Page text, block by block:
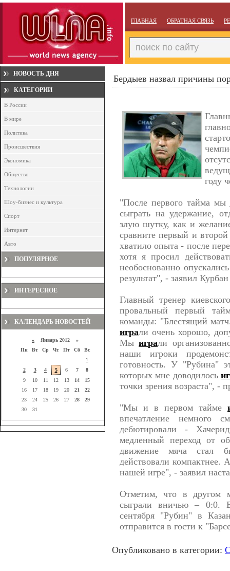
ГЛАВНАЯ ОБРАТНАЯ СВЯЗЬ
НОВОСТЬ ДНЯ
КАТЕГОРИИ
В России
В мире
Политика
Происшествия
Экономика
Общество
Технологии
Шоу-бизнес и культура
Спорт
Интернет
Авто
ПОПУЛЯРНОЕ
ИНТЕРЕСНОЕ
КАЛЕНДАРЬ НОВОСТЕЙ
« Январь 2012 »
Пн
Вт Ср Чт Пт Сб
Вс
1
2
3 4 5 6 7
8
9
10 11 12 13 14
15
16
17 18 19 20 21
22
23
24 25 26 27 28
29
30
31
Бердыев назвал причины
году
"После первого тайма мы
сыграть на удержание,
злую шутку, как и
сравните первый и
хватило опыта - после
хотя я просил
необоснованно
результат", - заявил
Главный тренер
провальный первый
команды: "Блестящий
играли очень хорошо,
Мыиграли
наши игроки
готовность. У "Рубина"
которых мне доводилось
точки зрения возраста", -
"Мы и в первом тайме
впечатление немного
дебютировали -
медленный переход от
движение мяча стал
действовали компактнее.
нашей игре", - заявил
Отметим, что в другом
сыграли вничью – 0:0.
сентября "Рубин" в
отправится в гости к
Опубликовано в категории: